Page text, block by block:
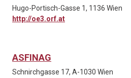
Hugo-Portisch-Gasse 1, 1136 Wien
http://oe3.orf.at
ASFINAG
Schnirchgasse 17, A-1030 Wien